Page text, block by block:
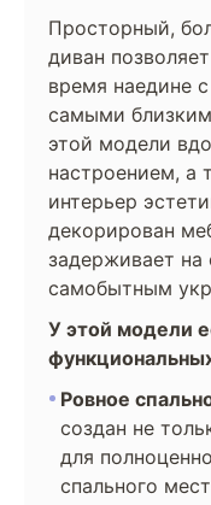
Просторный,
диван
время наедине
самыми
этой модели
настроением, а
интерьер
декорирован
задерживает на
самобытным
У этой модели
Ровное
создан не
для
спального